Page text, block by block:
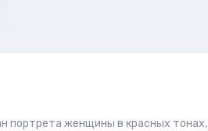
портрета женщины в красных тонах,